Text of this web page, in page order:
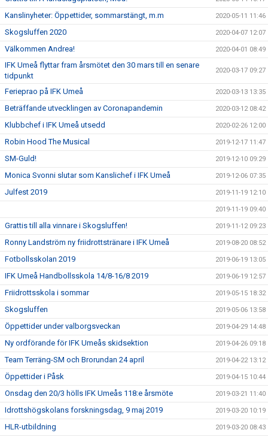
Kanslinyheter: Öppettider, sommarstängt, m.m 2020-05-11 11:46
Skogsluffen 2020 2020-04-07 12:07
Välkommen Andrea! 2020-04-01 08:49
IFK Umeå flyttar fram årsmötet den 30 mars till en senare
tidpunkt
2020-03-17 09:27
Ferieprao på IFK Umeå 2020-03-13 13:35
Beträffande utvecklingen av Coronapandemin 2020-03-12 08:42
Klubbchef i IFK Umeå utsedd 2020-02-26 12:00
Robin Hood The Musical 2019-12-17 11:47
SM-Guld! 2019-12-10 09:29
Monica Svonni slutar som Kanslichef i IFK Umeå 2019-12-06 07:35
Julfest 2019 2019-11-19 12:10
2019-11-19 09:40
Grattis till alla vinnare i Skogsluffen! 2019-11-12 09:23
Ronny Landström ny friidrottstränare i IFK Umeå 2019-08-20 08:52
Fotbollsskolan 2019 2019-06-19 13:05
IFK Umeå Handbollsskola 14/8-16/8 2019 2019-06-19 12:57
Friidrottsskola i sommar 2019-05-15 18:32
Skogsluffen 2019-05-06 13:58
Öppettider under valborgsveckan 2019-04-29 14:48
Ny ordförande för IFK Umeås skidsektion 2019-04-26 09:18
Team Terräng-SM och Brorundan 24 april 2019-04-22 13:12
Öppettider i Påsk 2019-04-15 10:44
Onsdag den 20/3 hölls IFK Umeås 118:e årsmöte 2019-03-21 11:40
Idrottshögskolans forskningsdag, 9 maj 2019 2019-03-20 10:19
HLR-utbildning 2019-03-20 08:43